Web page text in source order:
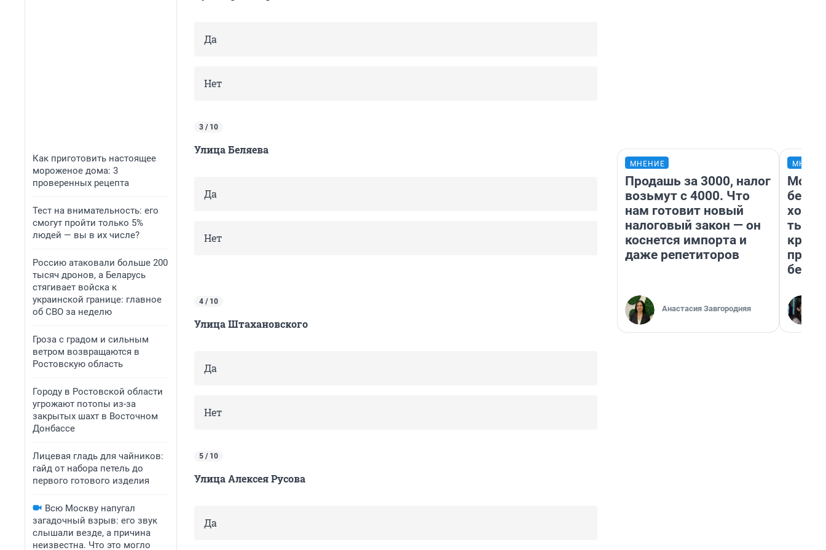
Как приготовить настоящее
мороженое дома: 3
проверенных рецепта
Тест на внимательность: его
смогут пройти только 5%
людей — вы в их числе?
Россию атаковали больше 200
тысяч дронов, а Беларусь
стягивает войска к
украинской границе: главное
об СВО за неделю
Гроза с градом и сильным
ветром возвращаются в
Ростовскую область
Городу в Ростовской области
угрожают потопы из-за
закрытых шахт в Восточном
Донбассе
Лицевая гладь для чайников:
гайд от набора петель до
первого готового изделия
Всю Москву напугал
загадочный взрыв: его звук
слышали везде, а причина
неизвестна. Что это могло
Да
Нет
3 / 10
Улица Беляева
Да
Нет
4 / 10
Улица Штахановского
Да
Нет
5 / 10
Улица Алексея Русова
Да
МНЕНИЕ
Продашь за 3000, налог
возьмут с 4000. Что
нам готовит новый
налоговый закон — он
коснется импорта и
даже репетиторов
Анастасия Завгородняя
Мой